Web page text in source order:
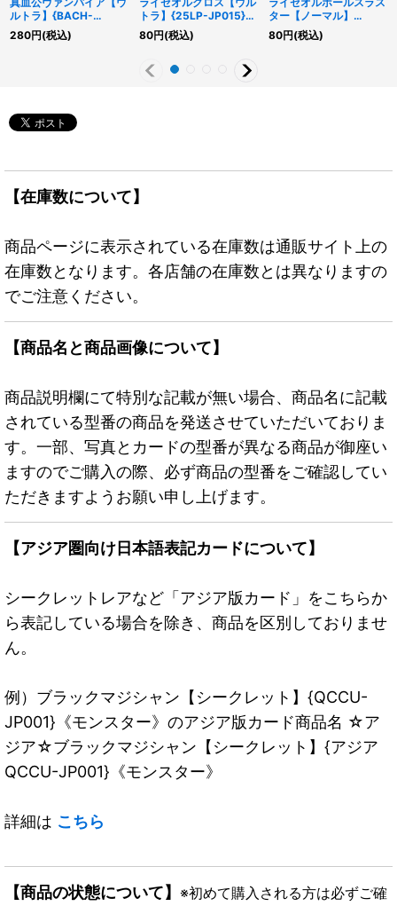
ルトラ】{BACH-
JP045}《エクシーズ》
280円(税込)
トラ】{25LP-JP015}
《魔法》
80円(税込)
ター【ノーマル】
{DBCB-JP010}《罠》
80円(税込)
【在庫数について】
商品ページに表示されている在庫数は通販サイト上の
在庫数となります。各店舗の在庫数とは異なりますの
でご注意ください。
【商品名と商品画像について】
商品説明欄にて特別な記載が無い場合、商品名に記載
されている型番の商品を発送させていただいておりま
す。一部、写真とカードの型番が異なる商品が御座い
ますのでご購入の際、必ず商品の型番をご確認してい
ただきますようお願い申し上げます。
【アジア圏向け日本語表記カードについて】
シークレットレアなど「アジア版カード」をこちらか
ら表記している場合を除き、商品を区別しておりませ
ん。
例）ブラックマジシャン【シークレット】{QCCU-
JP001}《モンスター》のアジア版カード商品名 ☆ア
ジア☆ブラックマジシャン【シークレット】{アジア
QCCU-JP001}《モンスター》
詳細は こちら
【商品の状態について】 ※初めて購入される方は必ずご確